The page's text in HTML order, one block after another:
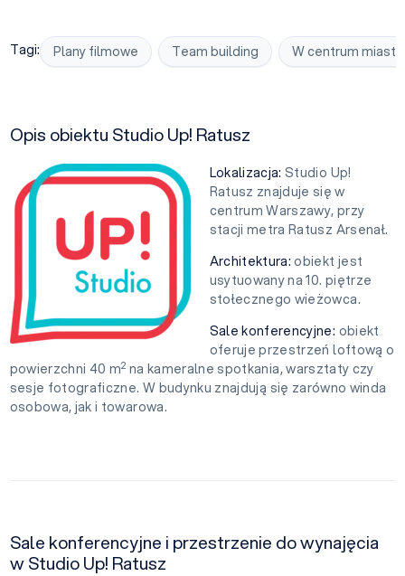
Tagi: Plany filmowe Team building W centrum miasta
Opis obiektu Studio Up! Ratusz
Lokalizacja:Studio Up!
Ratusz znajduje się w
centrum Warszawy, przy
stacji metra Ratusz Arsenał.
Architektura: obiekt jest
usytuowany na 10. piętrze
stołecznego wieżowca.
Sale konferencyjne: obiekt
oferuje przestrzeń loftową o
powierzchni 40 m2 na kameralne spotkania, warsztaty czy
sesje fotograficzne. W budynku znajdują się zarówno winda
osobowa, jak i towarowa.
Sale konferencyjne i przestrzenie do wynajęcia
w Studio Up! Ratusz